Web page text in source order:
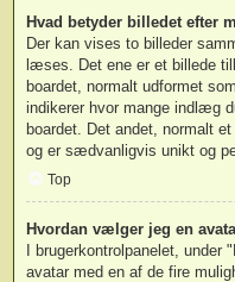
Hvad betyder billedet efter
Der kan vises to billeder
læses. Det ene er et billede
boardet, normalt udformet
indikerer hvor mange indlæg
boardet. Det andet, normalt
og er sædvanligvis unikt og
Top
Hvordan vælger jeg en
I brugerkontrolpanelet,
avatar med en af de fire